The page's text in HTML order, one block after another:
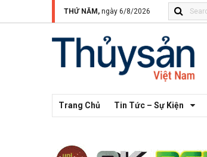
THỨ NĂM, ngày 6/8/2026
Trang Chủ Tin Tức – Sự Kiện